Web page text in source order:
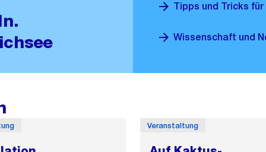
Tipps und Tricks
Wissenschaft und
Veranstaltung